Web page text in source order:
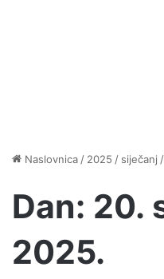
Naslovnica / 2025 / siječanj /
Dan: 20.
2025.